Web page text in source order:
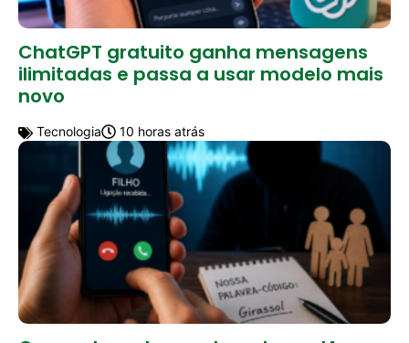
ChatGPT gratuito ganha mensagens
ilimitadas e passa a usar modelo mais
novo
Tecnologia 10 horas atrás